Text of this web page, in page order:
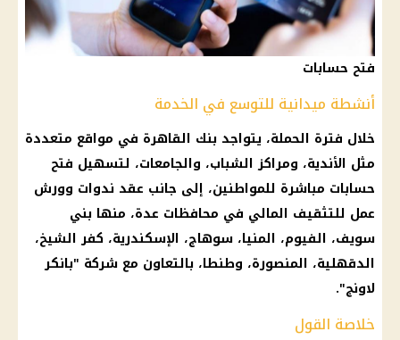
فتح حسابات
أنشطة ميدانية للتوسع في الخدمة
خلال فترة الحملة، يتواجد بنك القاهرة في مواقع متعددة
مثل الأندية، ومراكز الشباب، والجامعات، لتسهيل فتح
حسابات مباشرة للمواطنين، إلى جانب عقد ندوات وورش
عمل للتثقيف المالي في محافظات عدة، منها بني
سويف، الفيوم، المنيا، سوهاج، الإسكندرية، كفر الشيخ،
الدقهلية، المنصورة، وطنطا، بالتعاون مع شركة "بانكر
لاونج".
خلاصة القول